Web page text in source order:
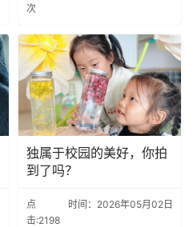
次
独属于校园的美好，你拍
到了吗？
点
击:2198
时间：2026年05月02日